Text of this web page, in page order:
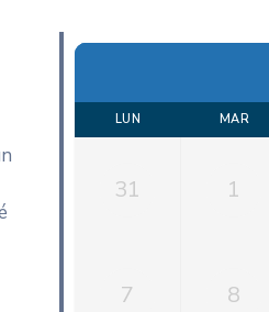
LUN MAR
31 1
7 8